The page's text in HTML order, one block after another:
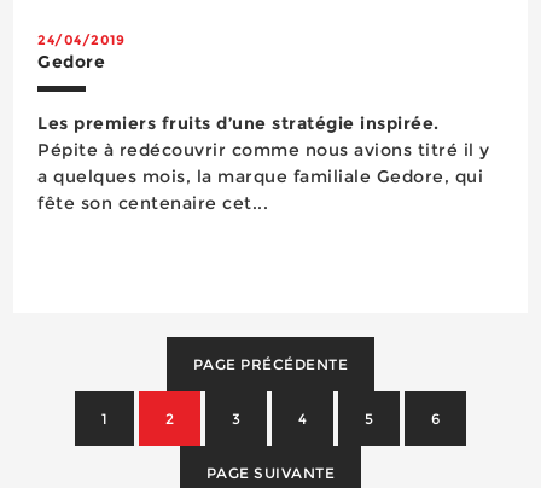
24/04/2019
Gedore
Les premiers fruits d’une stratégie inspirée.
Pépite à redécouvrir comme nous avions titré il y
a quelques mois, la marque familiale Gedore, qui
fête son centenaire cet...
PAGE PRÉCÉDENTE
1 2 3 4 5 6
PAGE SUIVANTE